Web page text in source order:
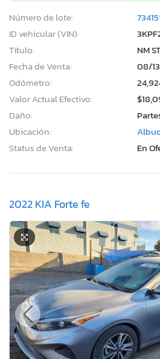
Número de lote:
ID vehicular (VIN):
Título:
NM
Fecha de Venta:
08/
Odómetro:
Valor Actual Efectivo:
Daño:
Ubicación:
Status de Venta:
En
2022 KIA Forte fe